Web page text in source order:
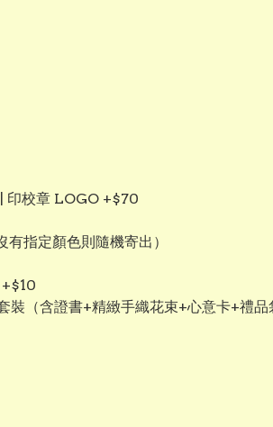
印校章 LOGO +$70
指定顏色則隨機寄出）
裝（含證書+精緻手織花束+心意卡+禮品